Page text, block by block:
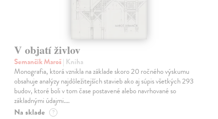
V objatí živlov
Semančík Maroš| Kniha
Monografia, ktorá vznikla na základe skoro 20 ročného výskumu
obsahuje analýzy najdôležitejších stavieb ako aj súpis všetkých 293
budov, ktoré boli v tom čase postavené alebo navrhované so
základnými údajmi.…
Na sklade ?